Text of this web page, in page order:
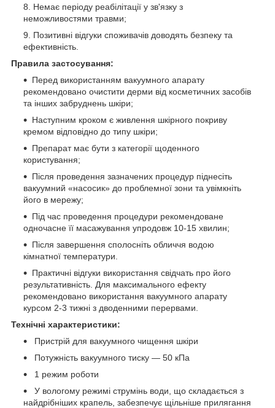
Немає періоду реабілітації у зв'язку з
неможливостями травми;
Позитивні відгуки споживачів доводять безпеку та
ефективність.
Правила застосування:
Перед використанням вакуумного апарату
рекомендовано очистити дерми від косметичних засобів
та інших забруднень шкіри;
Наступним кроком є живлення шкірного покриву
кремом відповідно до типу шкіри;
Препарат має бути з категорії щоденного
користування;
Після проведення зазначених процедур піднесіть
вакуумний «насосик» до проблемної зони та увімкніть
його в мережу;
Під час проведення процедури рекомендоване
одночасне її масажування упродовж 10-15 хвилин;
Після завершення сполосніть обличчя водою
кімнатної температури.
Практичні відгуки використання свідчать про його
результативність. Для максимального ефекту
рекомендовано використання вакуумного апарату
курсом 2-3 тижні з дводенними перервами.
Технічні характеристики:
Пристрій для вакуумного чищення шкіри
Потужність вакуумного тиску — 50 кПа
1 режим роботи
У вологому режимі струмінь води, що складається з
найдрібніших крапель, забезпечує щільніше прилягання